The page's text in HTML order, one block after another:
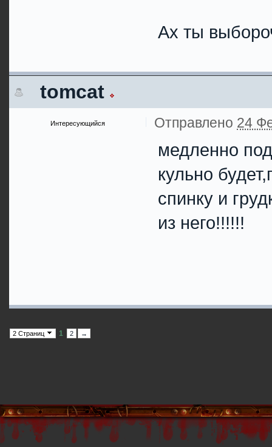
Ах ты
tomcat
Интересующийся Отправлено 24
медленно
кульно
спинку и
из него!!!!!!
2 Страниц 1 2 →